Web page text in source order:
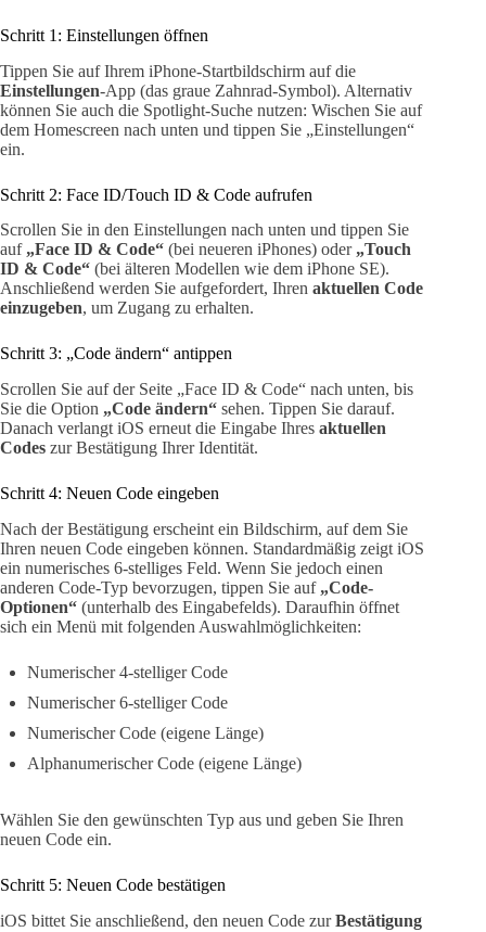
Schritt 1: Einstellungen öffnen
Tippen Sie auf Ihrem iPhone-Startbildschirm auf die
Einstellungen-App (das graue Zahnrad-Symbol). Alternativ
können Sie auch die Spotlight-Suche nutzen: Wischen Sie auf
dem Homescreen nach unten und tippen Sie „Einstellungen“
ein.
Schritt 2: Face ID/Touch ID & Code aufrufen
Scrollen Sie in den Einstellungen nach unten und tippen Sie
auf „Face ID & Code“ (bei neueren iPhones) oder „Touch
ID & Code“ (bei älteren Modellen wie dem iPhone SE).
Anschließend werden Sie aufgefordert, Ihren aktuellen Code
einzugeben, um Zugang zu erhalten.
Schritt 3: „Code ändern“ antippen
Scrollen Sie auf der Seite „Face ID & Code“ nach unten, bis
Sie die Option „Code ändern“ sehen. Tippen Sie darauf.
Danach verlangt iOS erneut die Eingabe Ihres aktuellen
Codes zur Bestätigung Ihrer Identität.
Schritt 4: Neuen Code eingeben
Nach der Bestätigung erscheint ein Bildschirm, auf dem Sie
Ihren neuen Code eingeben können. Standardmäßig zeigt iOS
ein numerisches 6-stelliges Feld. Wenn Sie jedoch einen
anderen Code-Typ bevorzugen, tippen Sie auf „Code-
Optionen“ (unterhalb des Eingabefelds). Daraufhin öffnet
sich ein Menü mit folgenden Auswahlmöglichkeiten:
Numerischer 4-stelliger Code
Numerischer 6-stelliger Code
Numerischer Code (eigene Länge)
Alphanumerischer Code (eigene Länge)
Wählen Sie den gewünschten Typ aus und geben Sie Ihren
neuen Code ein.
Schritt 5: Neuen Code bestätigen
iOS bittet Sie anschließend, den neuen Code zurBestätigung